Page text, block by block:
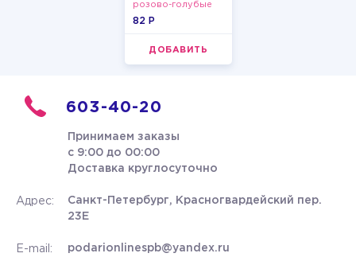
розово-голубые
пастельные
82 P
ДОБАВИТЬ
603-40-20
Принимаем заказы
с 9:00 до 00:00
Доставка круглосуточно
Адрес:
Санкт-Петербург, Красногвардейский пер.
23Е
E-mail: podarionlinespb@yandex.ru